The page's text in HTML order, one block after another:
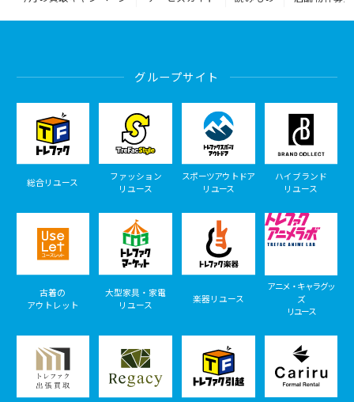
グループサイト
総合リユース
ファッション
リユース
スポーツアウトドア
リユース
ハイブランド
リユース
古着の
アウトレット
大型家具・家電
リユース
楽器リユース
アニメ・キャラグッ
ズ
リユース